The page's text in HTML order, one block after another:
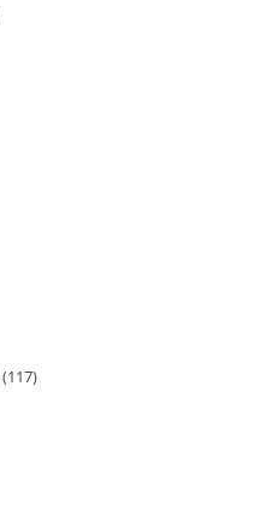
(117)